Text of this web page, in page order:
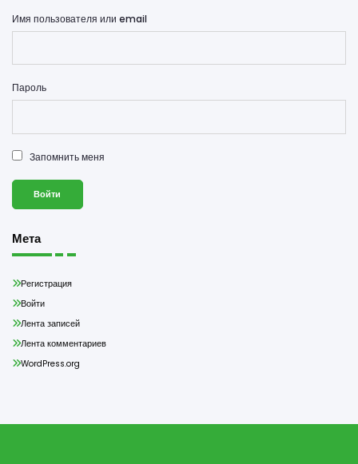
Имя пользователя или email
Пароль
Запомнить меня
Мета
Регистрация
Войти
Лента записей
Лента комментариев
WordPress.org